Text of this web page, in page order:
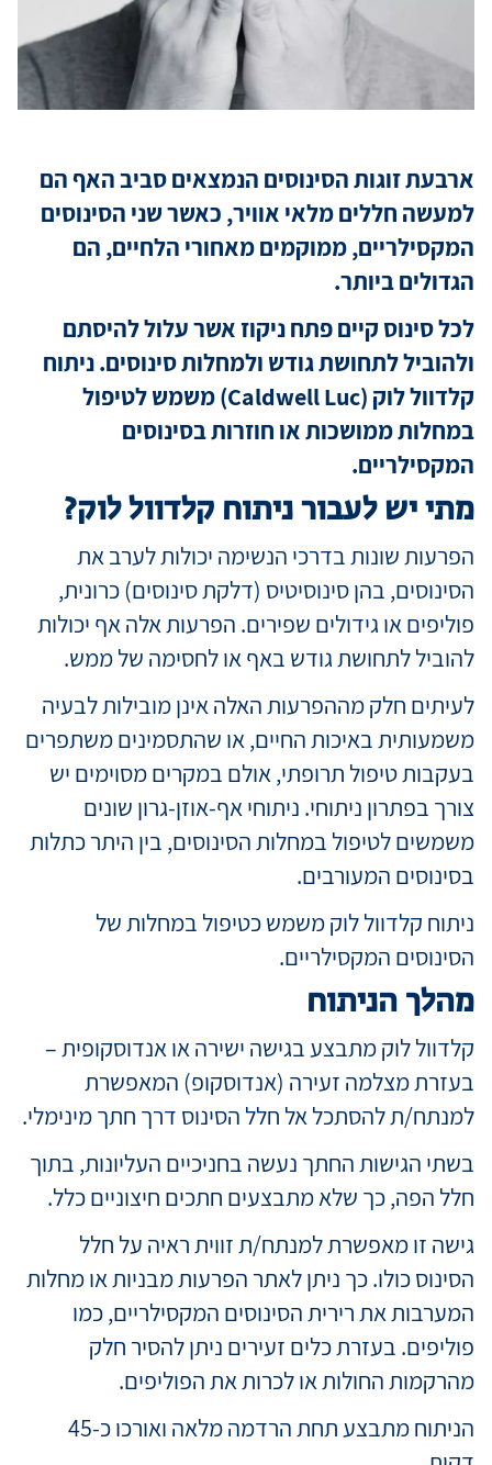
מידע
קריירה
שפה / Language
ארבעת זוגות הסינוסים הנמצאים סביב האף הם
למעשה חללים מלאי אוויר, כאשר שני הסינוסים
המקסילריים, ממוקמים מאחורי הלחיים, הם
הגדולים ביותר.
לכל סינוס קיים פתח ניקוז אשר עלול להיסתם
ולהוביל לתחושת גודש ולמחלות סינוסים. ניתוח
קלדוול לוק (Caldwell Luc) משמש לטיפול
במחלות ממושכות או חוזרות בסינוסים
המקסילריים.
מתי יש לעבור ניתוח קלדוול לוק?
הפרעות שונות בדרכי הנשימה יכולות לערב את
הסינוסים, בהן סינוסיטיס (דלקת סינוסים) כרונית,
פוליפים או גידולים שפירים. הפרעות אלה אף יכולות
להוביל לתחושת גודש באף או לחסימה של ממש.
לעיתים חלק מההפרעות האלה אינן מובילות לבעיה
משמעותית באיכות החיים, או שהתסמינים משתפרים
בעקבות טיפול תרופתי, אולם במקרים מסוימים יש
צורך בפתרון ניתוחי. ניתוחי אף-אוזן-גרון שונים
משמשים לטיפול במחלות הסינוסים, בין היתר כתלות
בסינוסים המעורבים.
ניתוח קלדוול לוק משמש כטיפול במחלות של
הסינוסים המקסילריים.
מהלך הניתוח
קלדוול לוק מתבצע בגישה ישירה או אנדוסקופית –
בעזרת מצלמה זעירה (אנדוסקופ) המאפשרת
למנתח/ת להסתכל אל חלל הסינוס דרך חתך מינימלי.
בשתי הגישות החתך נעשה בחניכיים העליונות, בתוך
חלל הפה, כך שלא מתבצעים חתכים חיצוניים כלל.
גישה זו מאפשרת למנתח/ת זווית ראיה על חלל
הסינוס כולו. כך ניתן לאתר הפרעות מבניות או מחלות
המערבות את רירית הסינוסים המקסילריים, כמו
פוליפים. בעזרת כלים זעירים ניתן להסיר חלק
מהרקמות החולות או לכרות את הפוליפים.
הניתוח מתבצע תחת הרדמה מלאה ואורכו כ-45